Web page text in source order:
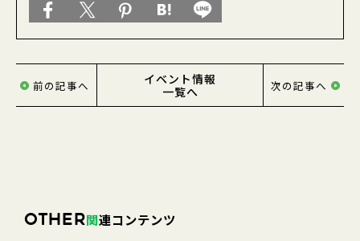
前の記事へ
イベント情報
一覧へ
次の記事へ
OTHER関連コンテンツ